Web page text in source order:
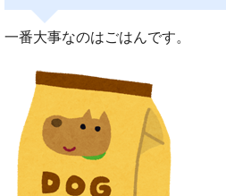
一番大事なのはごはんです。